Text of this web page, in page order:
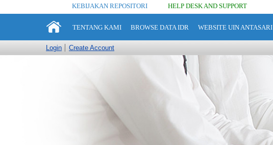
KEBIJAKAN REPOSITORI HELP DESK AND SUPPORT
TENTANG KAMI BROWSE DATA IDR WEBSITE UIN ANTASARI
Login Create Account